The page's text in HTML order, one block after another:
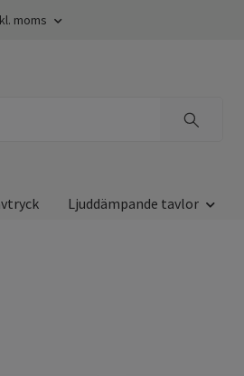
moms
Ljuddämpande tavlor